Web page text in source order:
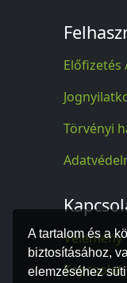
A tartalom és a
biztosításához,
elemzéséhez
Előfizetés
Törvényi
Vélemény
Kapcsolat